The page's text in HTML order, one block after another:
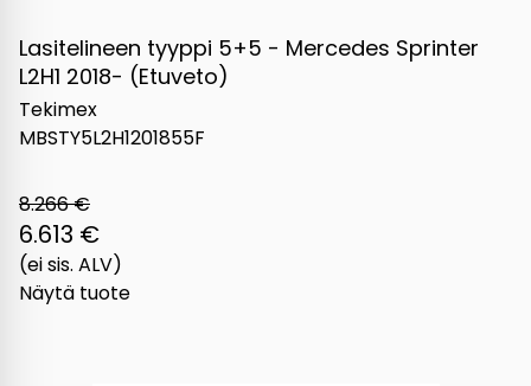
Lasitelineen tyyppi 5+5 - Mercedes Sprinter
L2H1 2018- (Etuveto)
Tekimex
MBSTY5L2H1201855F
8.266 €
6.613 €
(ei sis. ALV)
Näytä tuote